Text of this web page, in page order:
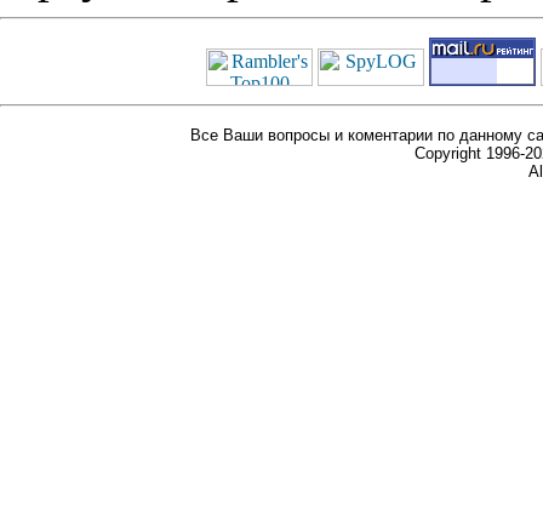
Все Ваши вопросы и коментарии по данному
Copyright 1996-